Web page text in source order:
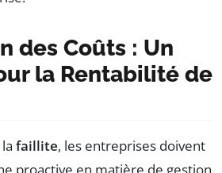
des Coûts : Un
la Rentabilité de
faillite, les entreprises doivent
proactive en matière de gestion